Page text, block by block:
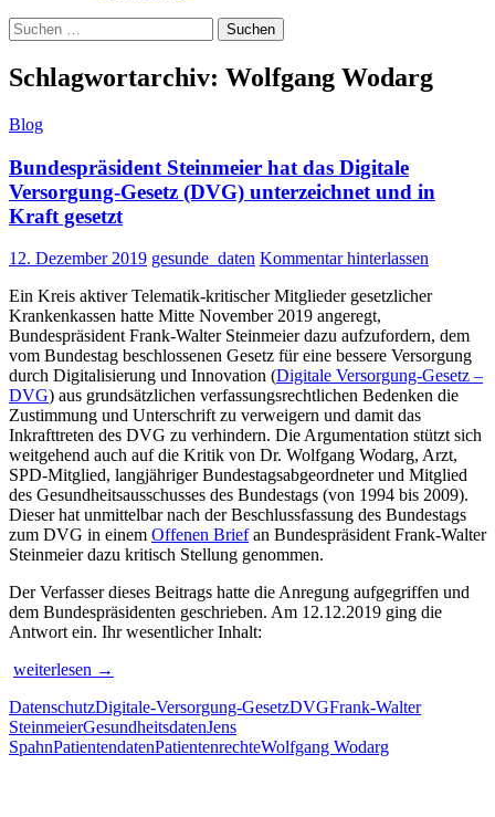
Suchen
nach:
Schlagwortarchiv: Wolfgang Wodarg
Blog
Bundespräsident Steinmeier hat das Digitale
Versorgung-Gesetz (DVG) unterzeichnet und in
Kraft gesetzt
12. Dezember 2019 gesunde_daten Kommentar hinterlassen
Ein Kreis aktiver Telematik-kritischer Mitglieder gesetzlicher
Krankenkassen hatte Mitte November 2019 angeregt,
Bundespräsident Frank-Walter Steinmeier dazu aufzufordern, dem
vom Bundestag beschlossenen Gesetz für eine bessere Versorgung
durch Digitalisierung und Innovation (Digitale Versorgung-Gesetz –
DVG) aus grundsätzlichen verfassungsrechtlichen Bedenken die
Zustimmung und Unterschrift zu verweigern und damit das
Inkrafttreten des DVG zu verhindern. Die Argumentation stützt sich
weitgehend auch auf die Kritik von Dr. Wolfgang Wodarg, Arzt,
SPD-Mitglied, langjähriger Bundestagsabgeordneter und Mitglied
des Gesundheitsausschusses des Bundestags (von 1994 bis 2009).
Dieser hat unmittelbar nach der Beschlussfassung des Bundestags
zum DVG in einem Offenen Briefan Bundespräsident Frank-Walter
Steinmeier dazu kritisch Stellung genommen.
Der Verfasser dieses Beitrags hatte die Anregung aufgegriffen und
dem Bundespräsidenten geschrieben. Am 12.12.2019 ging die
Antwort ein. Ihr wesentlicher Inhalt:
Bundespräsident
hat
das
Digitale
weiterlesen →
DatenschutzDigitale-Versorgung-GesetzDVGFrank-Walter
SteinmeierGesundheitsdatenJens
SpahnPatientendatenPatientenrechteWolfgang Wodarg